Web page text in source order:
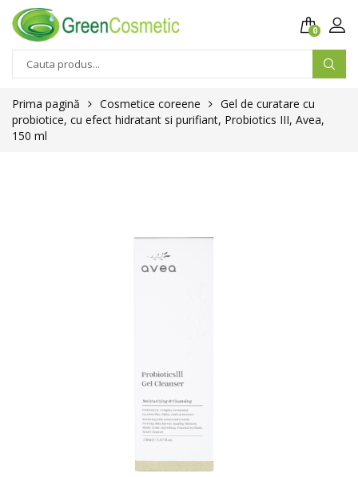
0
Prima pagină Cosmetice coreene
Gel de curatare cu
probiotice, cu efect hidratant si purifiant, Probiotics III, Avea,
150 ml